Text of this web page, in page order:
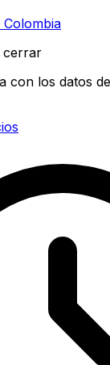
cerrar
con los datos